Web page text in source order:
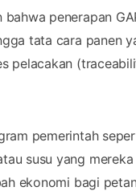
penerapan
tata cara panen
pelacakan
pemerintah
susu yang
ekonomi bagi